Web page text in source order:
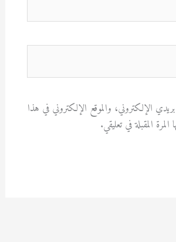
الإلكتروني، والموقع الإلكتروني في هذا
المقبلة في تعليقي.